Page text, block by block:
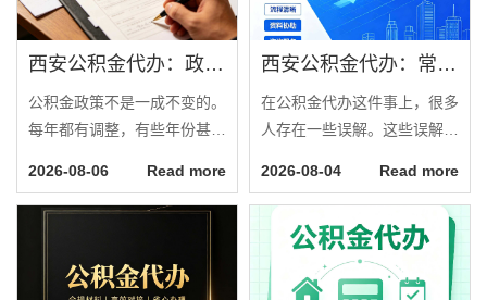
西安公积金代办：政策一直在变，你需要有人帮你盯着
公积金政策不是一成不变的。
每年都有调整，有些年份甚至
了。你年初查的政策，年中可
理，政策变化是一个需要特别
关注的因素。今天说说政策变
2026-08-06 Read more
西安公积金代办：常见误区
在公积金代办这件事上，很多
人存在一些误解。这些误解可
钱。今天把这些常见的误解逐
一澄清。误解一：代办什么都
敢承诺有些人接触过一些不正
规的中介，听他们说过“百分
2026-08-04 Read more